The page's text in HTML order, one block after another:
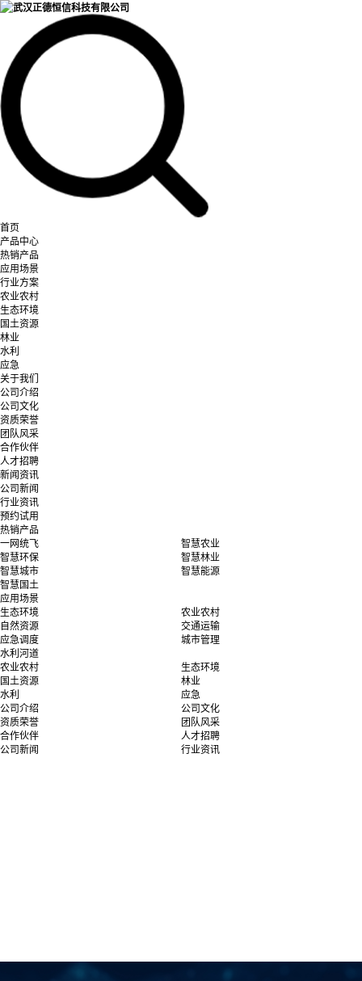
首页
产品中心
热销产品
应用场景
行业方案
农业农村
生态环境
国土资源
林业
水利
应急
关于我们
公司介绍
公司文化
资质荣誉
团队风采
合作伙伴
人才招聘
新闻资讯
公司新闻
行业资讯
预约试用
热销产品
一网统飞
智慧农业
智慧环保
智慧林业
智慧城市
智慧能源
智慧国土
应用场景
生态环境
农业农村
自然资源
交通运输
应急调度
城市管理
水利河道
农业农村
生态环境
国土资源
林业
水利
应急
公司介绍
公司文化
资质荣誉
团队风采
合作伙伴
人才招聘
公司新闻
行业资讯